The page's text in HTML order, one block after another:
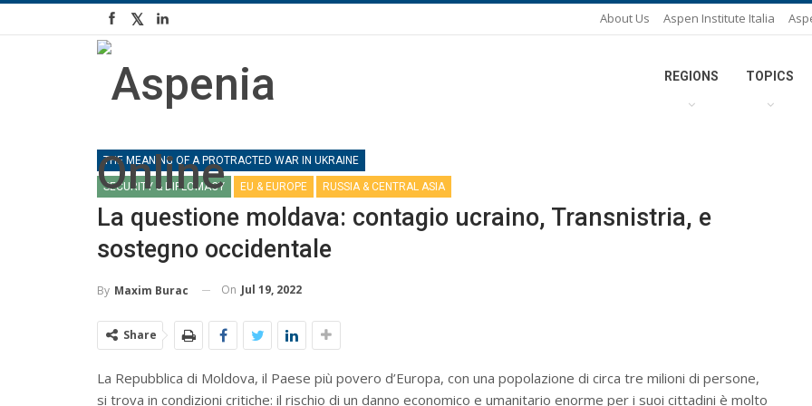
About Us Aspen Institute Italia
REGIONS TOPICS
THE MEANING OF A PROTRACTED WAR IN UKRAINE
SECURITY & DIPLOMACY EU & EUROPE RUSSIA & CENTRAL ASIA
La questione moldava: contagio ucraino, Transnistria, e
sostegno occidentale
By Maxim Burac On Jul 19, 2022
Share
La Repubblica di Moldova, il Paese più povero d’Europa, con una popolazione di circa tre milioni di persone,
si trova in condizioni critiche: il rischio di un danno economico e umanitario enorme per i suoi cittadini è molto